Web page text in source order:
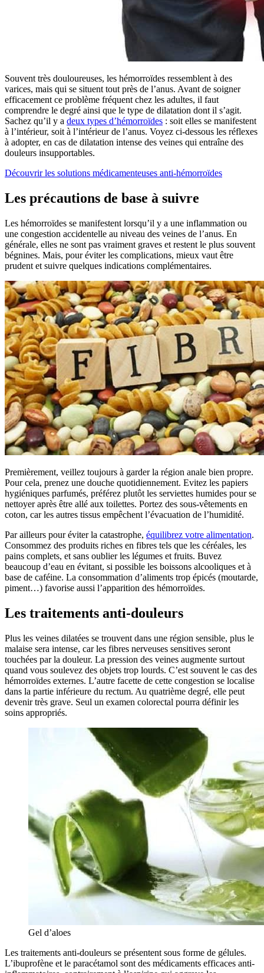
Souvent très douloureuses, les hémorroïdes ressemblent à des
varices, mais qui se situent tout près de l’anus. Avant de soigner
efficacement ce problème fréquent chez les adultes, il faut
comprendre le degré ainsi que le type de dilatation dont il s’agit.
Sachez qu’il y a deux types d’hémorroïdes : soit elles se manifestent
à l’intérieur, soit à l’intérieur de l’anus. Voyez ci-dessous les réflexes
à adopter, en cas de dilatation intense des veines qui entraîne des
douleurs insupportables.
Découvrir les solutions médicamenteuses anti-hémorroïdes
Les précautions de base à suivre
Les hémorroïdes se manifestent lorsqu’il y a une inflammation ou
une congestion accidentelle au niveau des veines de l’anus. En
générale, elles ne sont pas vraiment graves et restent le plus souvent
bégnines. Mais, pour éviter les complications, mieux vaut être
prudent et suivre quelques indications complémentaires.
Premièrement, veillez toujours à garder la région anale bien propre.
Pour cela, prenez une douche quotidiennement. Evitez les papiers
hygiéniques parfumés, préférez plutôt les serviettes humides pour se
nettoyer après être allé aux toilettes. Portez des sous-vêtements en
coton, car les autres tissus empêchent l’évacuation de l’humidité.
Par ailleurs pour éviter la catastrophe, équilibrez votre alimentation.
Consommez des produits riches en fibres tels que les céréales, les
pains complets, et sans oublier les légumes et fruits. Buvez
beaucoup d’eau en évitant, si possible les boissons alcooliques et à
base de caféine. La consommation d’aliments trop épicés (moutarde,
piment…) favorise aussi l’apparition des hémorroïdes.
Les traitements anti-douleurs
Plus les veines dilatées se trouvent dans une région sensible, plus le
malaise sera intense, car les fibres nerveuses sensitives seront
touchées par la douleur. La pression des veines augmente surtout
quand vous soulevez des objets trop lourds. C’est souvent le cas des
hémorroïdes externes. L’autre facette de cette congestion se localise
dans la partie inférieure du rectum. Au quatrième degré, elle peut
devenir très grave. Seul un examen colorectal pourra définir les
soins appropriés.
Gel d’aloes
Les traitements anti-douleurs se présentent sous forme de gélules.
L’ibuprofène et le paracétamol sont des médicaments efficaces anti-